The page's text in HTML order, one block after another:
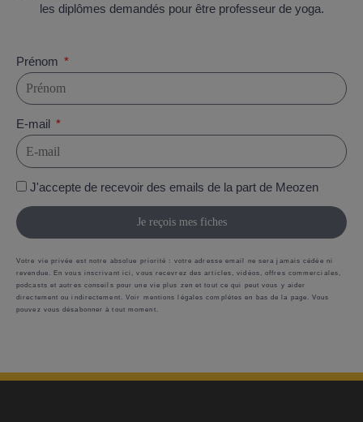
les diplômes demandés pour être professeur de yoga.
Prénom
E-mail
J'accepte de recevoir des emails de la part de Meozen
Je reçois mes fiches
Votre vie privée est notre absolue priorité : votre adresse email ne sera jamais cédée ni
revendue. En vous inscrivant ici, vous recevrez des articles, vidéos, offres commerciales,
podcasts et autres conseils pour une vie plus zen et tout ce qui peut vous y aider
directement ou indirectement. Voir mentions légales complètes en bas de la page. Vous
pouvez vous désabonner à tout moment.